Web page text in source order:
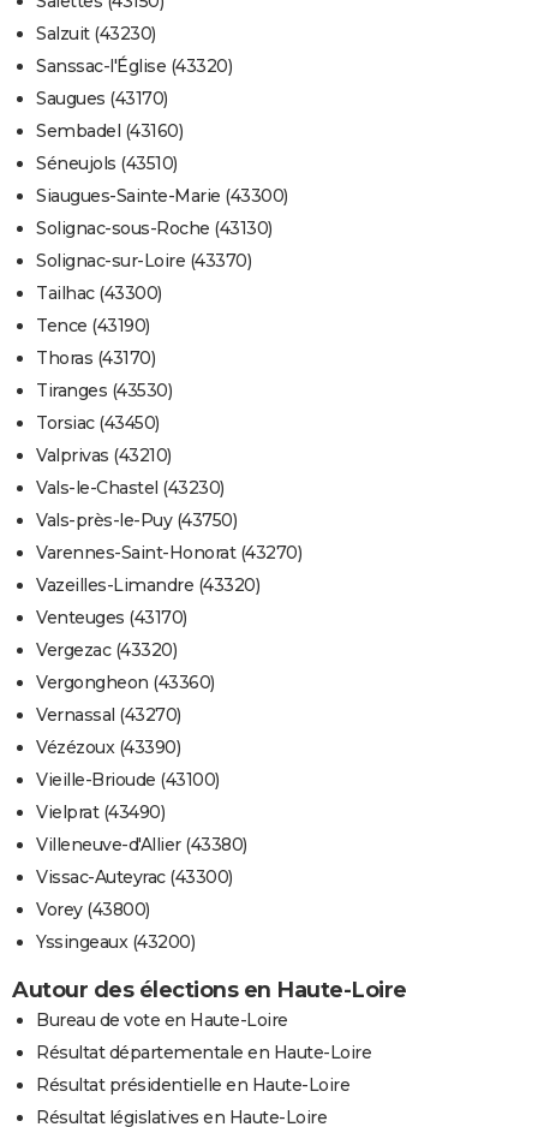
Salzuit (43230)
Sanssac-l'Église (43320)
Saugues (43170)
Sembadel (43160)
Séneujols (43510)
Siaugues-Sainte-Marie (43300)
Solignac-sous-Roche (43130)
Solignac-sur-Loire (43370)
Tailhac (43300)
Tence (43190)
Thoras (43170)
Tiranges (43530)
Torsiac (43450)
Valprivas (43210)
Vals-le-Chastel (43230)
Vals-près-le-Puy (43750)
Varennes-Saint-Honorat (43270)
Vazeilles-Limandre (43320)
Venteuges (43170)
Vergezac (43320)
Vergongheon (43360)
Vernassal (43270)
Vézézoux (43390)
Vieille-Brioude (43100)
Vielprat (43490)
Villeneuve-d'Allier (43380)
Vissac-Auteyrac (43300)
Vorey (43800)
Yssingeaux (43200)
Autour des élections en Haute-Loire
Bureau de vote en Haute-Loire
Résultat départementale en Haute-Loire
Résultat présidentielle en Haute-Loire
Résultat législatives en Haute-Loire